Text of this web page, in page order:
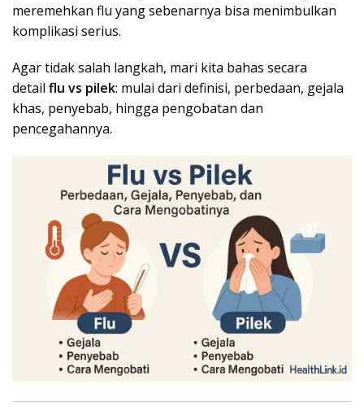
meremehkan flu yang sebenarnya bisa menimbulkan
komplikasi serius.
Agar tidak salah langkah, mari kita bahas secara
detail flu vs pilek: mulai dari definisi, perbedaan, gejala
khas, penyebab, hingga pengobatan dan
pencegahannya.